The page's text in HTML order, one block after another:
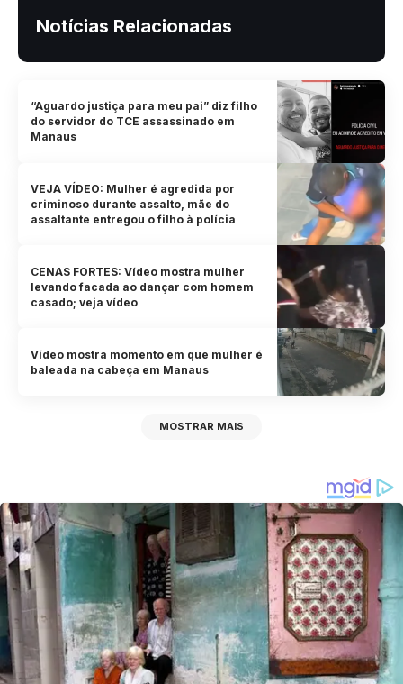
Notícias Relacionadas
“Aguardo justiça para meu pai” diz filho
do servidor do TCE assassinado em
Manaus
VEJA VÍDEO: Mulher é agredida por
criminoso durante assalto, mãe do
assaltante entregou o filho à polícia
CENAS FORTES: Vídeo mostra mulher
levando facada ao dançar com homem
casado; veja vídeo
Vídeo mostra momento em que mulher é
baleada na cabeça em Manaus
MOSTRAR MAIS